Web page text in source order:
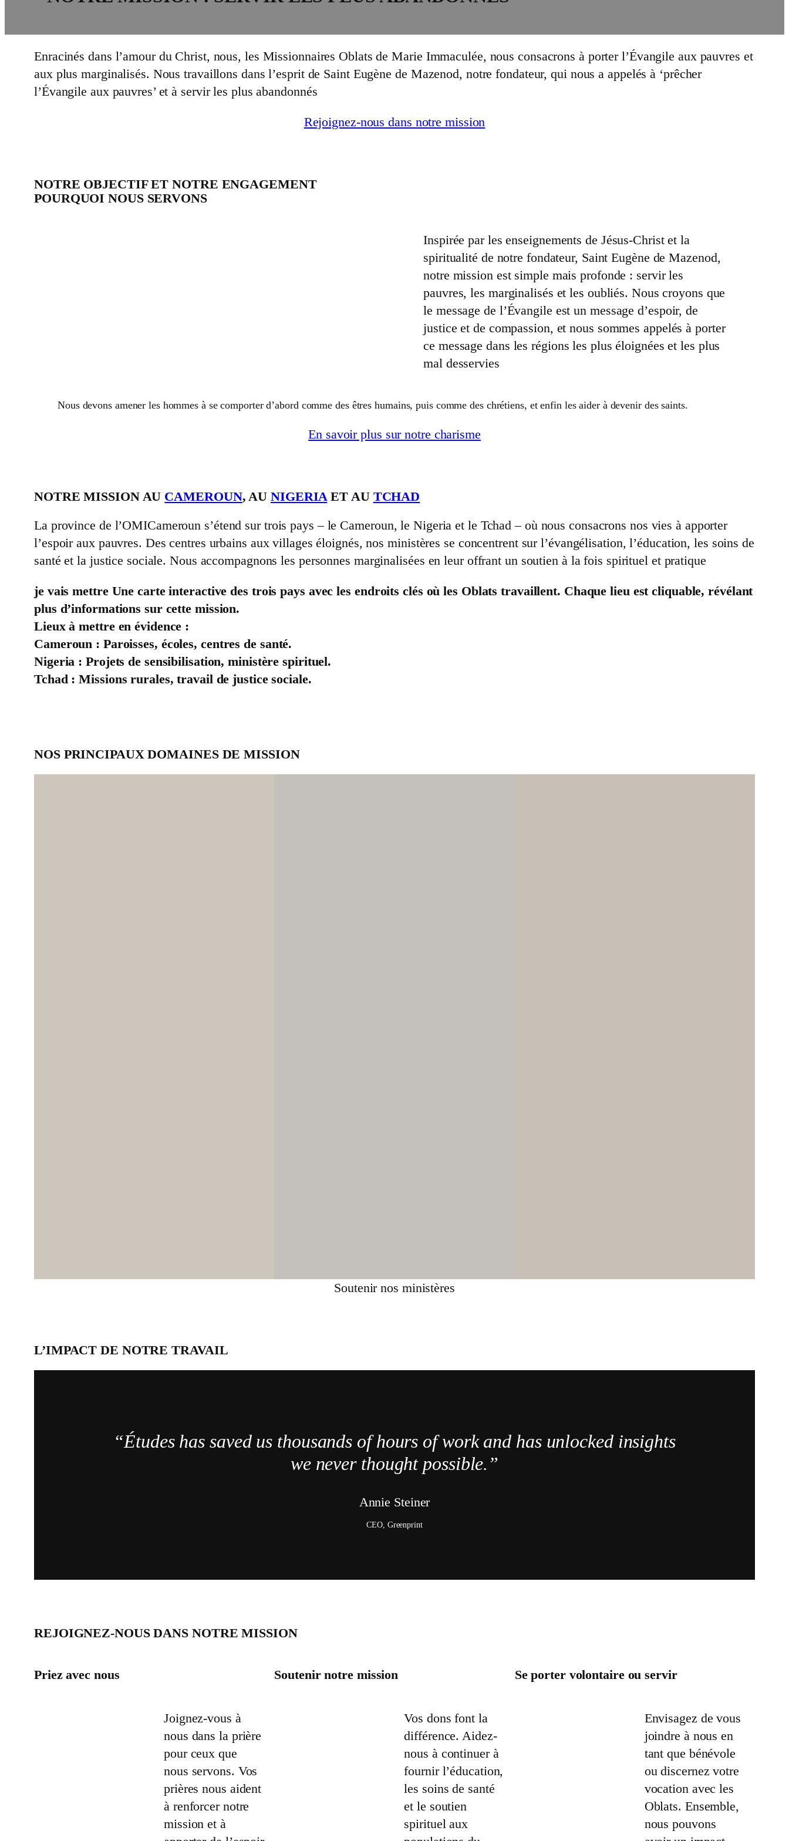
Enracinés dans l’amour du Christ, nous, les Missionnaires Oblats de Marie Immaculée, nous consacrons à porter l’Évangile aux pauvres et
aux plus marginalisés. Nous travaillons dans l’esprit de Saint Eugène de Mazenod, notre fondateur, qui nous a appelés à ‘prêcher
l’Évangile aux pauvres’ et à servir les plus abandonnés
Rejoignez-nous dans notre mission
NOTRE OBJECTIF ET NOTRE ENGAGEMENT
POURQUOI NOUS SERVONS
Inspirée par les enseignements de Jésus-Christ et la
spiritualité de notre fondateur, Saint Eugène de Mazenod,
notre mission est simple mais profonde : servir les
pauvres, les marginalisés et les oubliés. Nous croyons que
le message de l’Évangile est un message d’espoir, de
justice et de compassion, et nous sommes appelés à porter
ce message dans les régions les plus éloignées et les plus
mal desservies
Nous devons amener les hommes à se comporter d’abord comme des êtres humains, puis comme des chrétiens, et enfin les aider à devenir des saints.
En savoir plus sur notre charisme
NOTRE MISSION AU CAMEROUN, AUNIGERIAET AU TCHAD
La province de l’OMICameroun s’étend sur trois pays – le Cameroun, le Nigeria et le Tchad – où nous consacrons nos vies à apporter
l’espoir aux pauvres. Des centres urbains aux villages éloignés, nos ministères se concentrent sur l’évangélisation, l’éducation, les soins de
santé et la justice sociale. Nous accompagnons les personnes marginalisées en leur offrant un soutien à la fois spirituel et pratique
je vais mettre Une carte interactive des trois pays avec les endroits clés où les Oblats travaillent. Chaque lieu est cliquable, révélant
plus d’informations sur cette mission.
Lieux à mettre en évidence :
Cameroun : Paroisses, écoles, centres de santé.
Nigeria : Projets de sensibilisation, ministère spirituel.
Tchad : Missions rurales, travail de justice sociale.
NOS PRINCIPAUX DOMAINES DE MISSION
Soutenir nos ministères
L’IMPACT DE NOTRE TRAVAIL
“Études has saved us thousands of hours of work and has unlocked insights
we never thought possible.”
Annie Steiner
CEO, Greenprint
REJOIGNEZ-NOUS DANS NOTRE MISSION
Priez avec nous
Joignez-vous à
nous dans la prière
pour ceux que
nous servons. Vos
prières nous aident
à renforcer notre
mission et à
Soutenir notre mission
Vos dons font la
différence. Aidez-
nous à continuer à
fournir l’éducation,
les soins de santé
et le soutien
spirituel aux
Se porter volontaire ou servir
Envisagez de vous
joindre à nous en
tant que bénévole
ou discernez votre
vocation avec les
Oblats. Ensemble,
nous pouvons